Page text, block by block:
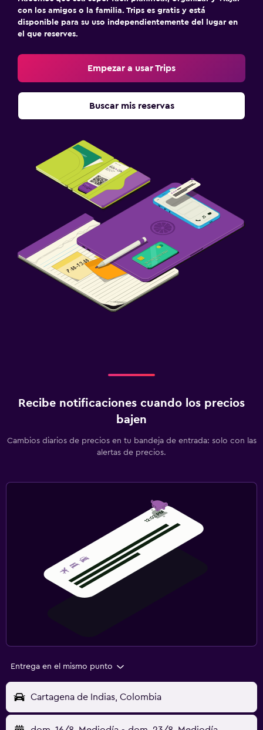
con los amigos o la familia. Trips es gratis y está
disponible para su uso independientemente del lugar en
el que reserves.
Empezar a usar Trips
Buscar mis reservas
Recibe notificaciones cuando los precios
bajen
Cambios diarios de precios en tu bandeja de entrada: solo con las
alertas de precios.
Entrega en el mismo punto
Cartagena de Indias, Colombia